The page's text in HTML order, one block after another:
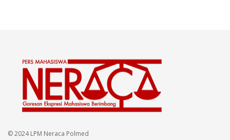
© 2024 LPM Neraca Polmed